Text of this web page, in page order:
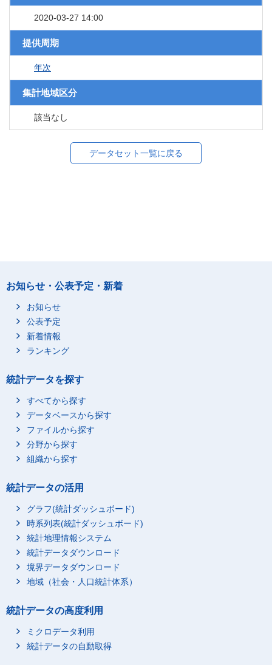
2020-03-27 14:00
提供周期
年次
集計地域区分
該当なし
データセット一覧に戻る
お知らせ・公表予定・新着
お知らせ
公表予定
新着情報
ランキング
統計データを探す
すべてから探す
データベースから探す
ファイルから探す
分野から探す
組織から探す
統計データの活用
グラフ(統計ダッシュボード)
時系列表(統計ダッシュボード)
統計地理情報システム
統計データダウンロード
境界データダウンロード
地域（社会・人口統計体系）
統計データの高度利用
ミクロデータ利用
統計データの自動取得